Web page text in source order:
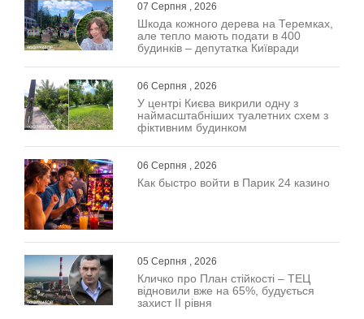
07 Серпня , 2026
Шкода кожного дерева на Теремках,
але тепло мають подати в 400
будинків – депутатка Київради
06 Серпня , 2026
У центрі Києва викрили одну з
наймасштабніших туалетних схем з
фіктивним будинком
06 Серпня , 2026
Как быстро войти в Парик 24 казино
05 Серпня , 2026
Кличко про План стійкості – ТЕЦ
відновили вже на 65%, будується
захист ІІ рівня